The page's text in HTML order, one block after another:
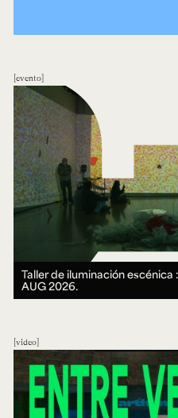
evento
Taller de iluminación
AUG 2026.
video